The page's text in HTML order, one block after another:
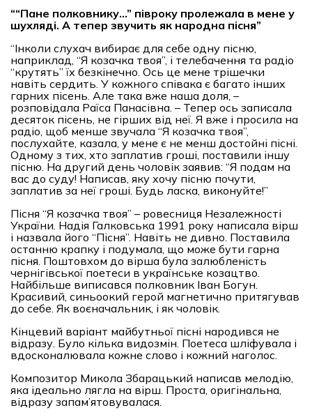
““Пане полковнику…” півроку пролежала в мене у
шухляді. А тепер звучить як народна пісня”
“Інколи слухач вибирає для себе одну пісню,
наприклад, “Я козачка твоя”, і телебачення та радіо
“крутять” їх безкінечно. Ось це мене трішечки
навіть сердить. У кожного співака є багато інших
гарних пісень. Але така вже наша доля, –
розповідала Раїса Панасівна. – Тепер ось записала
десяток пісень, не гірших від неї. Я вже і просила на
радіо, щоб менше звучала “Я козачка твоя”,
послухайте, казала, у мене є не менш достойні пісні.
Одному з тих, хто заплатив гроші, поставили іншу
пісню. На другий день чоловік заявив: “Я подам на
вас до суду! Написав, яку хочу пісню почути,
заплатив за неї гроші. Будь ласка, виконуйте!”
Пісня “Я козачка твоя” – ровесниця Незалежності
України. Надія Галковська 1991 року написала вірш
і назвала його “Пісня”. Навіть не дивно. Поставила
останню крапку і подумала, що може бути гарна
пісня. Поштовхом до вірша була залюбленість
чернігівської поетеси в українське козацтво.
Найбільше виписався полковник Іван Богун.
Красивий, синьоокий герой магнетично притягував
до себе. Як воєначальник, і як чоловік.
Кінцевий варіант майбутньої пісні народився не
відразу. Було кілька видозмін. Поетеса шліфувала і
вдосконалювала кожне слово і кожний наголос.
Композитор Микола Збарацький написав мелодію,
яка ідеально лягла на вірш. Проста, оригінальна,
відразу запам’ятовувалася.